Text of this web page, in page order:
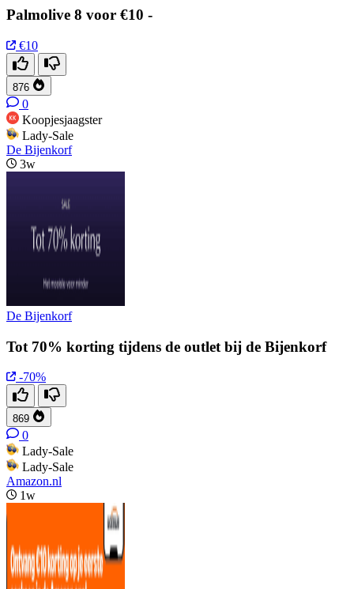
Palmolive 8 voor €10 -
€10
876
0
Koopjesjaagster
Lady-Sale
De Bijenkorf
3w
De Bijenkorf
Tot 70% korting tijdens de outlet bij de Bijenkorf
-70%
869
0
Lady-Sale
Lady-Sale
Amazon.nl
1w